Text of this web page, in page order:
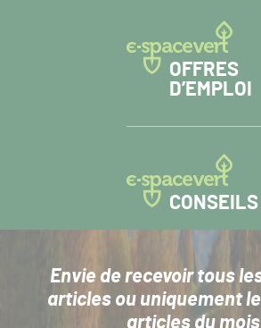
OFFRES
D’EMPLOI
CONSEILS
Envie de recevoir tous
articlesou uniquement
articles du mois